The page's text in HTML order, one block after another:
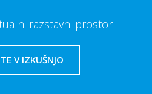
razstavni prostor
V IZKUŠNJO